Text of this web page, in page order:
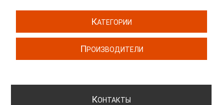
КАТЕГОРИИ
ПРОИЗВОДИТЕЛИ
КОНТАКТЫ